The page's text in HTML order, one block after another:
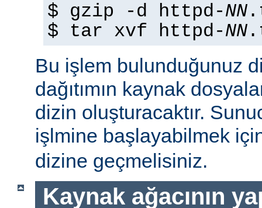
$ gzip -d httpd-NN
$ tar xvf httpd-NN
Bu işlem bulunduğunuz
dağıtımın kaynak
dizin oluşturacaktır.
işlmine başlayabilmek
dizine geçmelisiniz.
Kaynak ağacının